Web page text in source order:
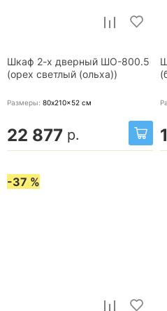
Шкаф 2-х дверный ШО-800.5
(орех светлый (ольха))
Размеры: 80x210x52 см
22 877 р.
-37 %